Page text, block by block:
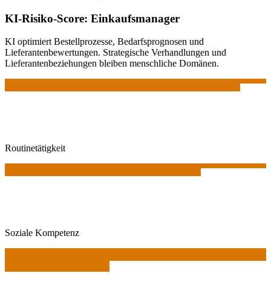
KI-Risiko-Score: Einkaufsmanager
KI optimiert Bestellprozesse, Bedarfsprognosen und
Lieferantenbewertungen. Strategische Verhandlungen und
Lieferantenbeziehungen bleiben menschliche Domänen.
Routinetätigkeit
Soziale Kompetenz